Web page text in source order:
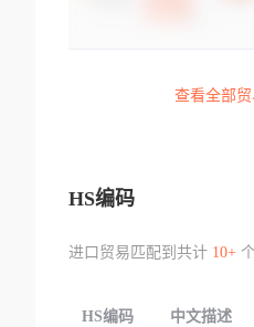
查看全部
HS编码
进口贸易匹配到共计 10+
HS编码 中文描述